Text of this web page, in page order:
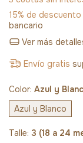
15% de descuento
bancario
Ver más
Envío gratis
Color: Azul y
Azul y Blanco
Talle: 3 (18 a 24